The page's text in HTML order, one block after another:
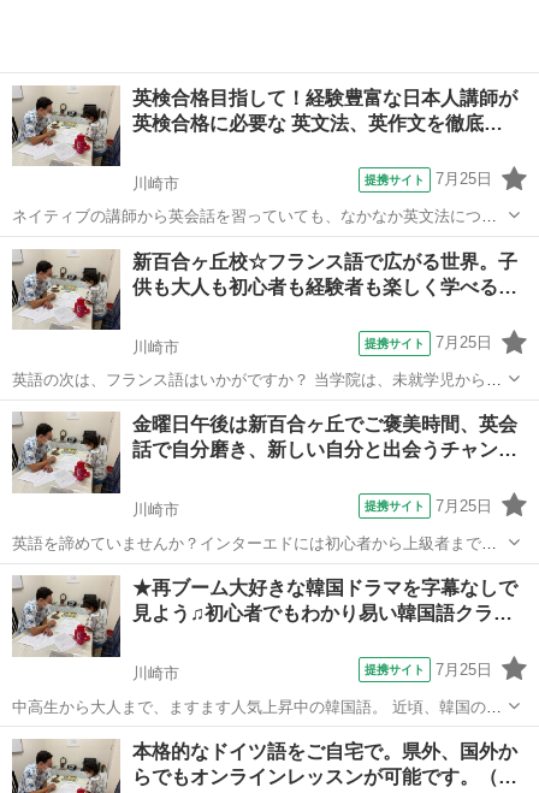
英検合格目指して！経験豊富な日本人講師が
英検合格に必要な 英文法、英作文を徹底…
川崎市 提携サイト 7月25日
ネイティブの講師から英会話を習っていても、なかなか英文法につい
ては教えてもらえないという経験はありませんか？英会話は好きだけ
ど、学校のテストではなかなか点数が伸びない、というお悩みはない
でしょうか？ そんな方々に、とっておき...
神奈川 川崎市 その他
新百合ヶ丘校☆フランス語で広がる世界。子
供も大人も初心者も経験者も楽しく学べる…
川崎市 提携サイト 7月25日
英語の次は、フランス語はいかがですか？ 当学院は、未就学児から、
学校で授業があるので差を付けたい学生の方、リタイヤされた方ま
で、様々な方がフランス語を習いに来ています。 フランス語の勉強を
始めたい方に、いつでも“無料体験レッ...
神奈川 川崎市 フランス語
金曜日午後は新百合ヶ丘でご褒美時間、英会
話で自分磨き、新しい自分と出会うチャン…
川崎市 提携サイト 7月25日
英語を諦めていませんか？インターエドには初心者から上級者まで幅
広い生徒様が通われています。もっと英語を話す時間を増やしたいと
いう上級者様にはより自由なスタイルの授業を、一方初心者向けの初
級英会話は、学校で英語を学んだが忘れて...
神奈川 川崎市 その他
★再ブーム大好きな韓国ドラマを字幕なしで
見よう♫初心者でもわかり易い韓国語クラ…
川崎市 提携サイト 7月25日
中高生から大人まで、ますます人気上昇中の韓国語。 近頃、韓国の音
楽やドラマなどを通して、ハングルが身近になったという方も多いの
ではないでしょうか。 インターエド新百合ヶ丘校では、韓国語の勉強
を始めてみたい方に“３０分の無料...
神奈川 川崎市 韓国語
本格的なドイツ語をご自宅で。県外、国外か
らでもオンラインレッスンが可能です。（…